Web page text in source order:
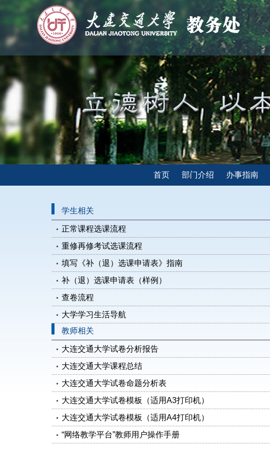
首页 部门介绍 办事指南
学生相关
正常课程选课流程
重修再修考试选课流程
填写《补（退）选课申请表》指南
补（退）选课申请表（样例）
查卷流程
大学学习生活导航
教师相关
大连交通大学试卷分析报告
大连交通大学课程总结
大连交通大学试卷命题分析表
大连交通大学试卷模板（适用A3打印机）
大连交通大学试卷模板（适用A4打印机）
“网络教学平台”教师用户操作手册